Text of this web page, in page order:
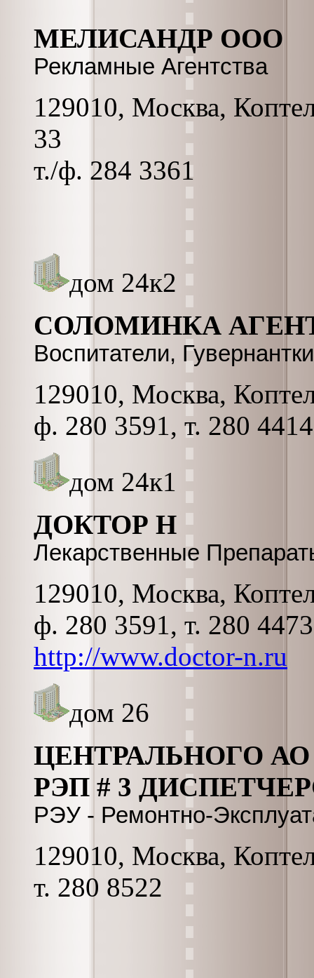
МЕЛИСАНДР ООО
Рекламные Агентства
129010, Москва,
33
т./ф. 284 3361
дом 24к2
СОЛОМИНКА
Воспитатели,
129010, Москва,
ф. 280 3591, т. 280 4414
дом 24к1
ДОКТОР Н
Лекарственные
129010, Москва,
ф. 280 3591, т. 280
http://www.doctor-n.ru
дом 26
ЦЕНТРАЛЬНОГО
РЭП # 3
РЭУ - Ремонтно-
129010, Москва,
т. 280 8522